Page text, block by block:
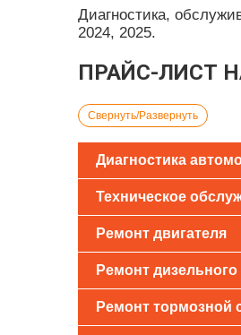
Диагностика,
2024, 2025.
ПРАЙС-ЛИСТ
Свернуть/Развернуть
Диагностика
Техническое
Ремонт двигателя
Ремонт дизельного
Ремонт тормозной